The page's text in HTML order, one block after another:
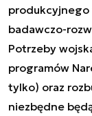
produkcyjnego
badawczo-
Potrzeby
programów
tylko) oraz
niezbędne